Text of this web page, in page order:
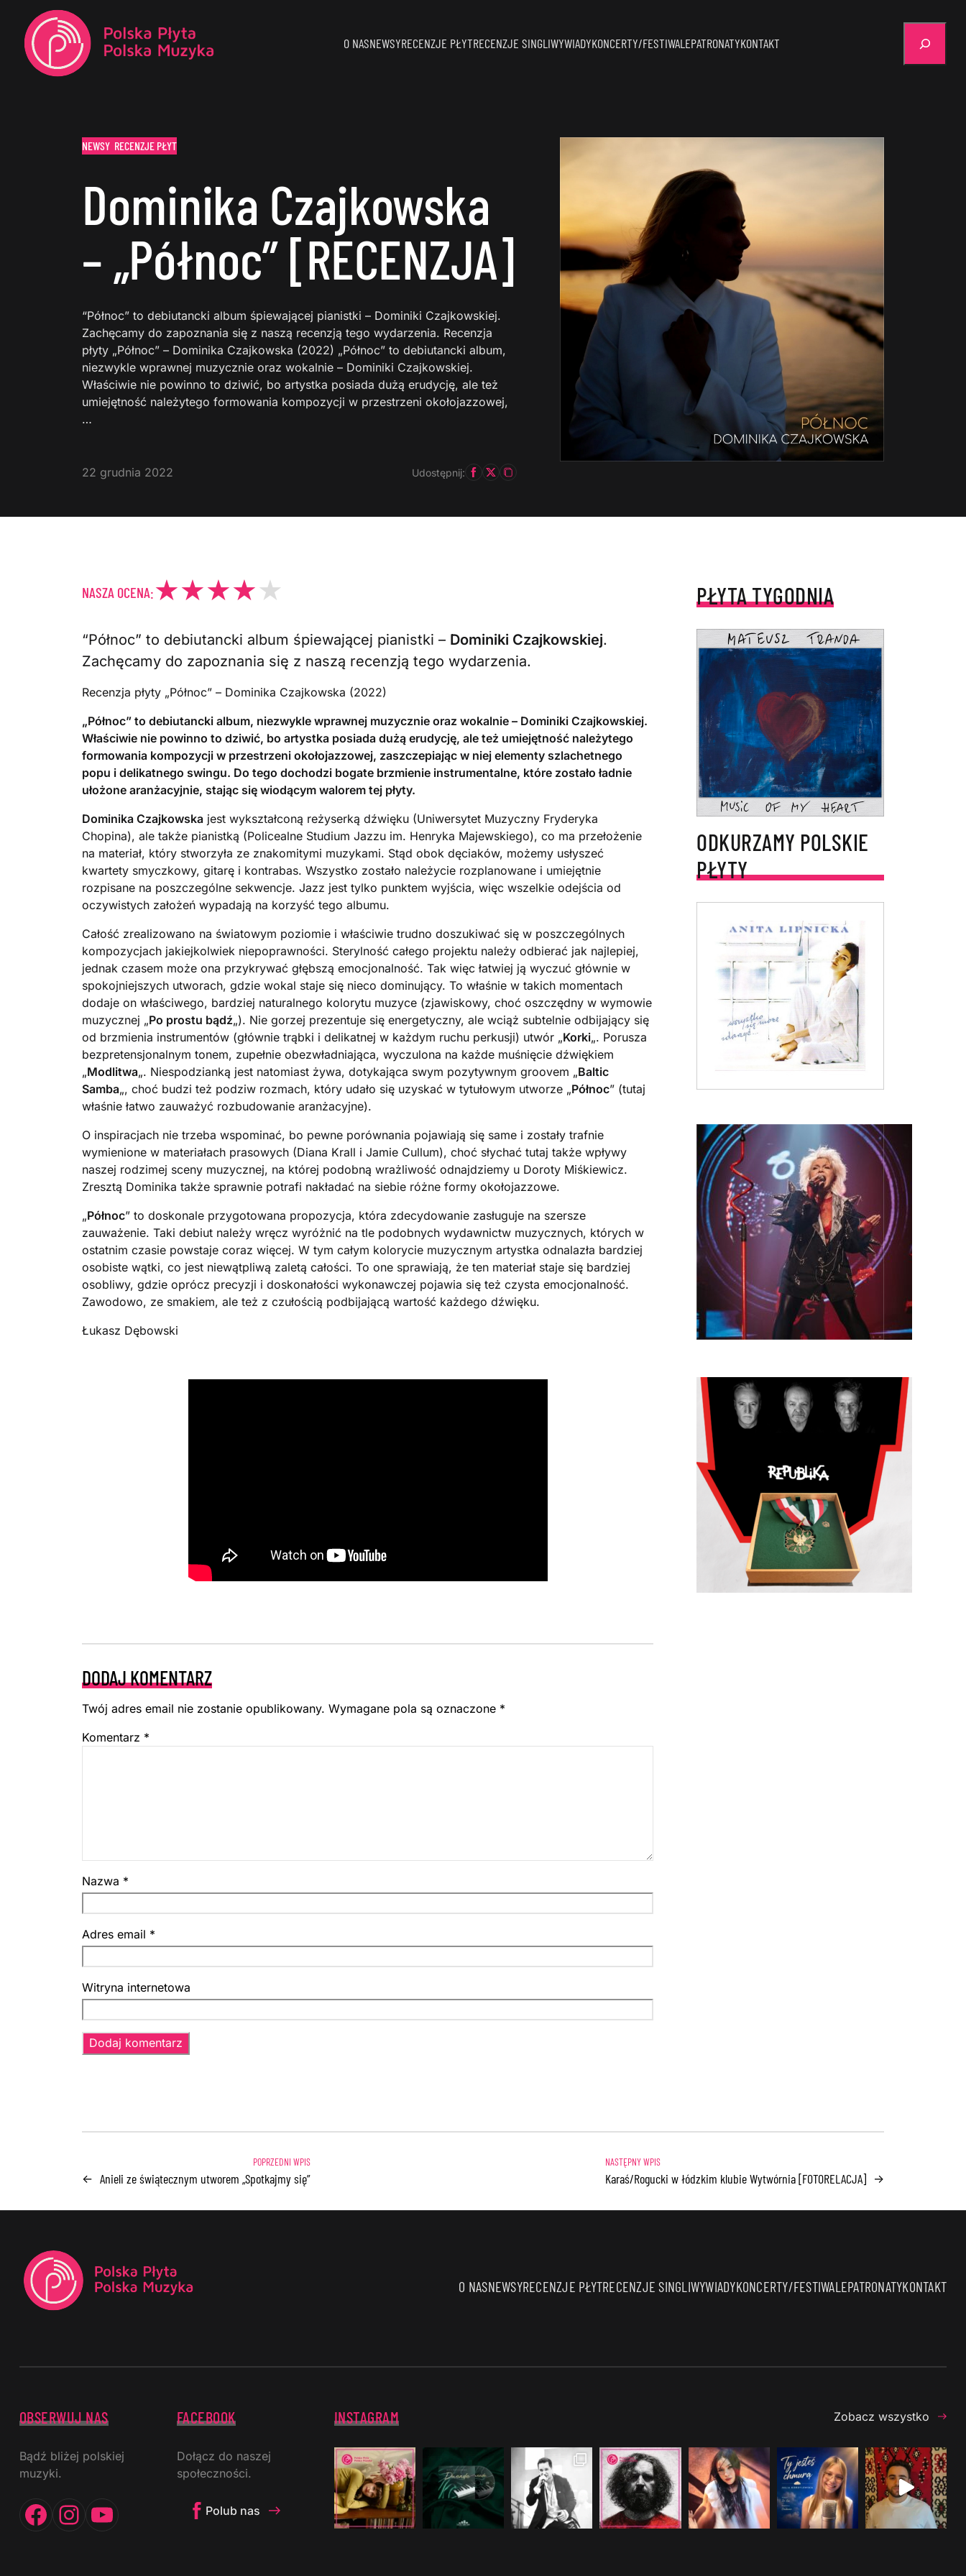
O NASNEWSYRECENZJE PŁYTRECENZJE SINGLIWYWIADYKONCERTY/FESTIWALEPATRONATYKONTAKT
NEWSY RECENZJE PŁYT
Dominika Czajkowska
– „Północ” [RECENZJA]
“Północ” to debiutancki album śpiewającej pianistki – Dominiki Czajkowskiej.
Zachęcamy do zapoznania się z naszą recenzją tego wydarzenia. Recenzja
płyty „Północ” – Dominika Czajkowska (2022) „Północ” to debiutancki album,
niezwykle wprawnej muzycznie oraz wokalnie – Dominiki Czajkowskiej.
Właściwie nie powinno to dziwić, bo artystka posiada dużą erudycję, ale też
umiejętność należytego formowania kompozycji w przestrzeni okołojazzowej,
…
22 grudnia 2022 Udostępnij:
NASZA OCENA:
“Północ” to debiutancki album śpiewającej pianistki – Dominiki Czajkowskiej.
Zachęcamy do zapoznania się z naszą recenzją tego wydarzenia.
Recenzja płyty „Północ” – Dominika Czajkowska (2022)
„Północ” to debiutancki album, niezwykle wprawnej muzycznie oraz wokalnie – Dominiki Czajkowskiej.
Właściwie nie powinno to dziwić, bo artystka posiada dużą erudycję, ale też umiejętność należytego
formowania kompozycji w przestrzeni okołojazzowej, zaszczepiając w niej elementy szlachetnego
popu i delikatnego swingu. Do tego dochodzi bogate brzmienie instrumentalne, które zostało ładnie
ułożone aranżacyjnie, stając się wiodącym walorem tej płyty.
Dominika Czajkowska jest wykształconą reżyserką dźwięku (Uniwersytet Muzyczny Fryderyka
Chopina), ale także pianistką (Policealne Studium Jazzu im. Henryka Majewskiego), co ma przełożenie
na materiał, który stworzyła ze znakomitymi muzykami. Stąd obok dęciaków, możemy usłyszeć
kwartety smyczkowy, gitarę i kontrabas. Wszystko zostało należycie rozplanowane i umiejętnie
rozpisane na poszczególne sekwencje. Jazz jest tylko punktem wyjścia, więc wszelkie odejścia od
oczywistych założeń wypadają na korzyść tego albumu.
Całość zrealizowano na światowym poziomie i właściwie trudno doszukiwać się w poszczególnych
kompozycjach jakiejkolwiek niepoprawności. Sterylność całego projektu należy odbierać jak najlepiej,
jednak czasem może ona przykrywać głębszą emocjonalność. Tak więc łatwiej ją wyczuć głównie w
spokojniejszych utworach, gdzie wokal staje się nieco dominujący. To właśnie w takich momentach
dodaje on właściwego, bardziej naturalnego kolorytu muzyce (zjawiskowy, choć oszczędny w wymowie
muzycznej „Po prostu bądź„). Nie gorzej prezentuje się energetyczny, ale wciąż subtelnie odbijający się
od brzmienia instrumentów (głównie trąbki i delikatnej w każdym ruchu perkusji) utwór „Korki„. Porusza
bezpretensjonalnym tonem, zupełnie obezwładniająca, wyczulona na każde muśnięcie dźwiękiem
„Modlitwa„. Niespodzianką jest natomiast żywa, dotykająca swym pozytywnym groovem „Baltic
Samba„, choć budzi też podziw rozmach, który udało się uzyskać w tytułowym utworze „Północ” (tutaj
właśnie łatwo zauważyć rozbudowanie aranżacyjne).
O inspiracjach nie trzeba wspominać, bo pewne porównania pojawiają się same i zostały trafnie
wymienione w materiałach prasowych (Diana Krall i Jamie Cullum), choć słychać tutaj także wpływy
naszej rodzimej sceny muzycznej, na której podobną wrażliwość odnajdziemy u Doroty Miśkiewicz.
Zresztą Dominika także sprawnie potrafi nakładać na siebie różne formy okołojazzowe.
„Północ” to doskonale przygotowana propozycja, która zdecydowanie zasługuje na szersze
zauważenie. Taki debiut należy wręcz wyróżnić na tle podobnych wydawnictw muzycznych, których w
ostatnim czasie powstaje coraz więcej. W tym całym kolorycie muzycznym artystka odnalazła bardziej
osobiste wątki, co jest niewątpliwą zaletą całości. To one sprawiają, że ten materiał staje się bardziej
osobliwy, gdzie oprócz precyzji i doskonałości wykonawczej pojawia się też czysta emocjonalność.
Zawodowo, ze smakiem, ale też z czułością podbijającą wartość każdego dźwięku.
Łukasz Dębowski
DODAJ KOMENTARZ
Twój adres email nie zostanie opublikowany. Wymagane pola są oznaczone *
Komentarz *
Nazwa *
Adres email *
Witryna internetowa
PŁYTA TYGODNIA
ODKURZAMY POLSKIE
PŁYTY
← Anieli ze świątecznym utworem „Spotkajmy się” Karaś/Rogucki w łódzkim klubie Wytwórnia [FOTORELACJA] →
O NASNEWSYRECENZJE PŁYTRECENZJE SINGLIWYWIADYKONCERTY/FESTIWALEPATRONATYKONTAKT
OBSERWUJ NAS
Bądź bliżej polskiej
muzyki.
Facebook
Instagram
YouTube
FACEBOOK
Dołącz do naszej
społeczności.
Polub nas
INSTAGRAM Zobacz wszystko